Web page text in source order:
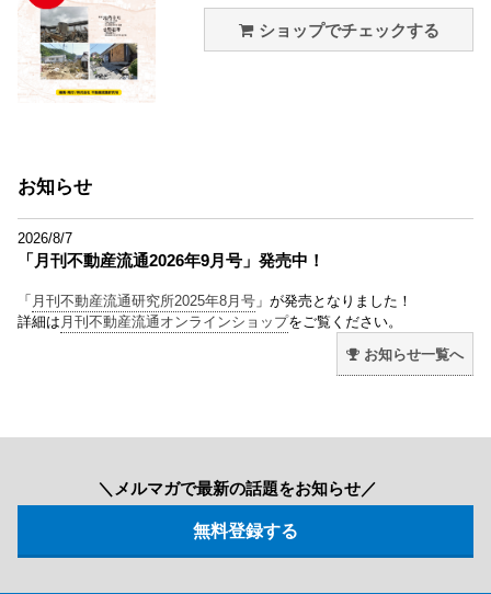
ショップでチェックする
お知らせ
2026/8/7
「月刊不動産流通2026年9月号」発売中！
「 月刊不動産流通研究所2025年8月号 」が発売となりました！
詳細は 月刊不動産流通オンラインショップをご覧ください。
お知らせ一覧へ
＼メルマガで最新の話題をお知らせ／